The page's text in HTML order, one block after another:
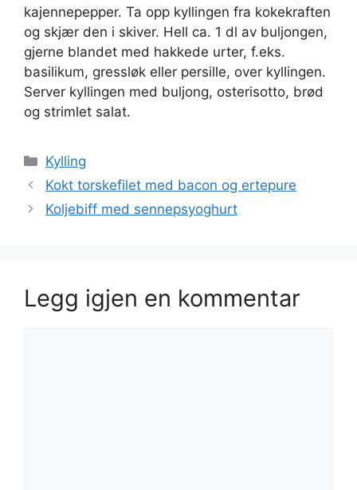
kajennepepper. Ta opp kyllingen fra kokekraften
og skjær den i skiver. Hell ca. 1 dl av buljongen,
gjerne blandet med hakkede urter, f.eks.
basilikum, gressløk eller persille, over kyllingen.
Server kyllingen med buljong, osterisotto, brød
og strimlet salat.
Kategorier
Kylling
Kokt torskefilet med bacon og ertepure
Koljebiff med sennepsyoghurt
Legg igjen en kommentar